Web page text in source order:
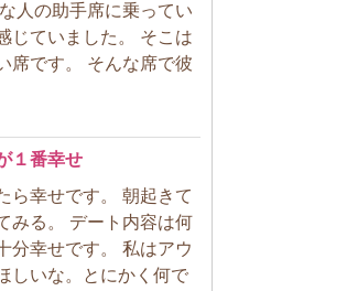
人の助手席に乗ってい
じていました。 そこは
席です。 そんな席で彼
１番幸せ
ら幸せです。 朝起きて
みる。 デート内容は何
分幸せです。 私はアウ
しいな。とにかく何で